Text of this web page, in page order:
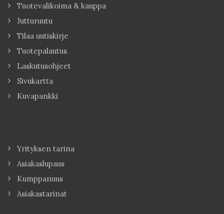
Tuotevalikoima & kauppa
Jutturuutu
Tilaa uutiskirje
Tuotepalautus
Laskutusohjeet
Sivukartta
Kuvapankki
Yrityksen tarina
Asiakaslupaus
Kumppanuus
Asiakastarinat